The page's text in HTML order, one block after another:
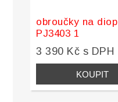
obroučky na
PJ3403 1
3 390 Kč s DPH